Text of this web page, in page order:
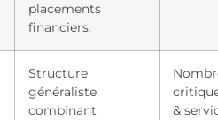
placements
financiers.
Structure
généraliste
combinant
&